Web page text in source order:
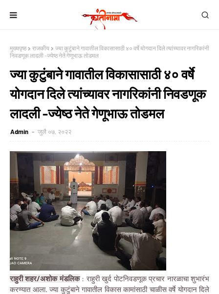
मुख्यपृष्ठ राजकीय
ज्या कुटुंबाने गावातील विकासासाठी ४० वर्षे योगदान दिले त्यांच्यावर नागरिकांनी
निवडणूक लादली -ज्येष्ठ नेते गेणूभाऊ तोडमल
ज्या कुटुंबाने गावातील विकासासाठी ४० वर्षे
योगदान दिले त्यांच्यावर नागरिकांनी निवडणूक
लादली -ज्येष्ठ नेते गेणूभाऊ तोडमल
Admin जुलै ०७, २०२२
राहुरी शहर/अशोक मंडलिक: राहुरी खुर्द पोटनिवडणूक प्रचार नारळाचा शुभारंभ
करण्यात आला. ज्या कुटुंबाने गावातील विकास कामांसाठी चाळीस वर्षे योगदान दिले